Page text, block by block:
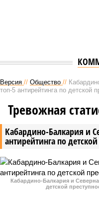
Версия // Общество //
топ-5 антирейтинга по детской
Кабардино-Балкария и
антирейтинга по
Тревожная
Кабардино-Балкария и
детской